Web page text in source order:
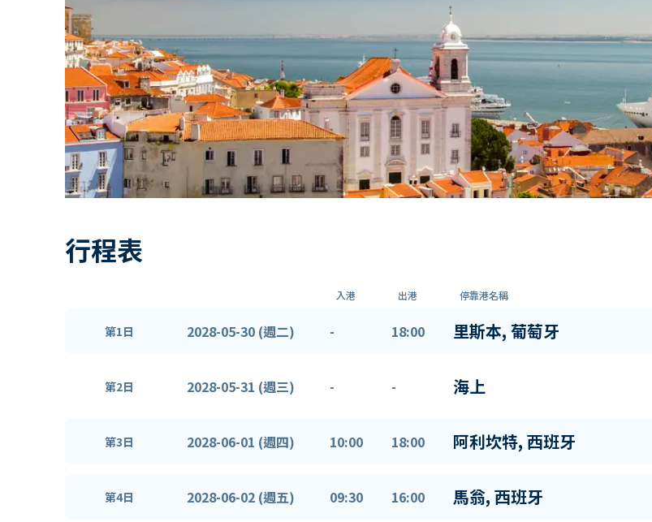
行程表
入港 出港 停靠港名稱
第1日 2028-05-30 (週二) - 18:00 里斯本, 葡萄牙
第2日 2028-05-31 (週三) - - 海上
第3日 2028-06-01 (週四) 10:00 18:00 阿利坎特, 西班牙
第4日 2028-06-02 (週五) 09:30 16:00 馬翁, 西班牙